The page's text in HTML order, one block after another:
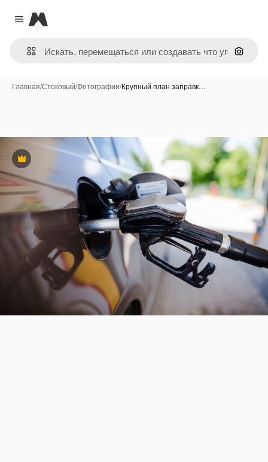
Close menu
Magnific
Поиск
Главная/Стоковый/Фотографии/Крупный план заправк…
Премиум